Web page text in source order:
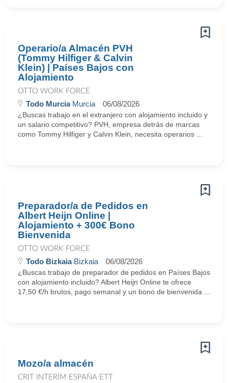
Operario/a Almacén PVH
(Tommy Hilfiger & Calvin
Klein) | Países Bajos con
Alojamiento
OTTO WORK FORCE
Todo MurciaMurcia 06/08/2026
¿Buscas trabajo en el extranjero con alojamiento incluido y
un salario competitivo? PVH, empresa detrás de marcas
como Tommy Hilfiger y Calvin Klein, necesita operarios ...
Preparador/a de Pedidos en
Albert Heijn Online |
Alojamiento + 300€ Bono
Bienvenida
OTTO WORK FORCE
Todo BizkaiaBizkaia 06/08/2026
¿Buscas trabajo de preparador de pedidos en Países Bajos
con alojamiento incluido? Albert Heijn Online te ofrece
17,50 €/h brutos, pago semanal y un bono de bienvenida ...
Mozo/a almacén
CRIT INTERIM ESPAÑA ETT